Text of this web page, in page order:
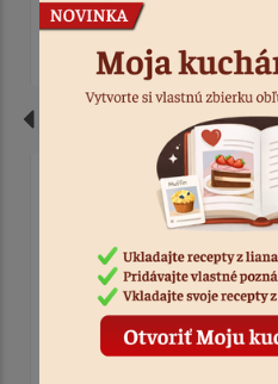
Lopatka na tortu
Kód: 576